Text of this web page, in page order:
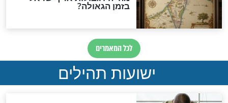
להמתקת הדינים וביטול